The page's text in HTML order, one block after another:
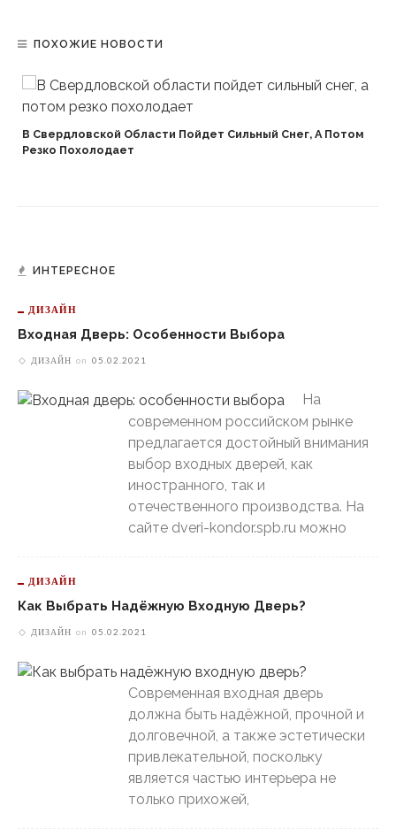
ПОХОЖИЕ НОВОСТИ
В Свердловской Области Пойдет Сильный Снег, А Потом
Резко Похолодает
ИНТЕРЕСНОЕ
ДИЗАЙН
Входная Дверь: Особенности Выбора
ДИЗАЙН on 05.02.2021
На
современном российском рынке
предлагается достойный внимания
выбор входных дверей, как
иностранного, так и
отечественного производства. На
сайте dveri-kondor.spb.ru можно
ДИЗАЙН
Как Выбрать Надёжную Входную Дверь?
ДИЗАЙН on 05.02.2021
Современная входная дверь
должна быть надёжной, прочной и
долговечной, а также эстетически
привлекательной, поскольку
является частью интерьера не
только прихожей,